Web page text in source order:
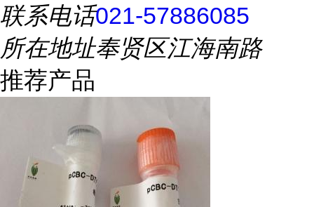
联系电话021-57886085
所在地址奉贤区江海南路
推荐产品